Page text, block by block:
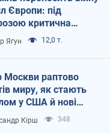
Європи: під
критична
Ягун 12,0 т.
Москви раптово
миру, як стають
у США й нові
топ-рейтинги
Кірш 348